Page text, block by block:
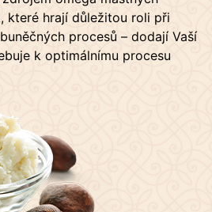
které hrají důležitou roli při
procesů – dodají Vaší
k optimálnímu procesu